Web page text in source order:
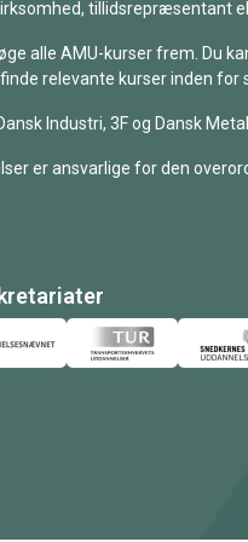
tillidsrepræsentant
alle AMU-kurser frem. Du
relevante kurser inden for
Industri, 3F og Dansk
er ansvarlige for den